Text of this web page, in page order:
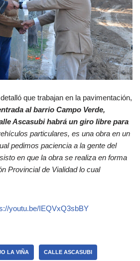
que trabajan en la pavimentación,
al barrio Campo Verde,
Ascasubi habrá un giro libre para
particulares, es una obra en un
pedimos paciencia a la gente del
en que la obra se realiza en forma
Provincial de Vialidad lo cual
youtu.be/IEQVxQ3sbBY
LA VIÑA CALLE ASCASUBI